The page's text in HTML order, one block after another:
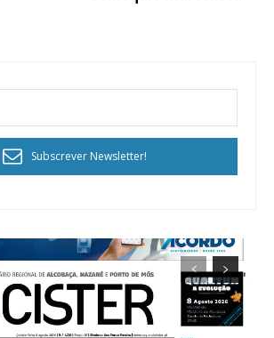
Subscrever Newsletter!